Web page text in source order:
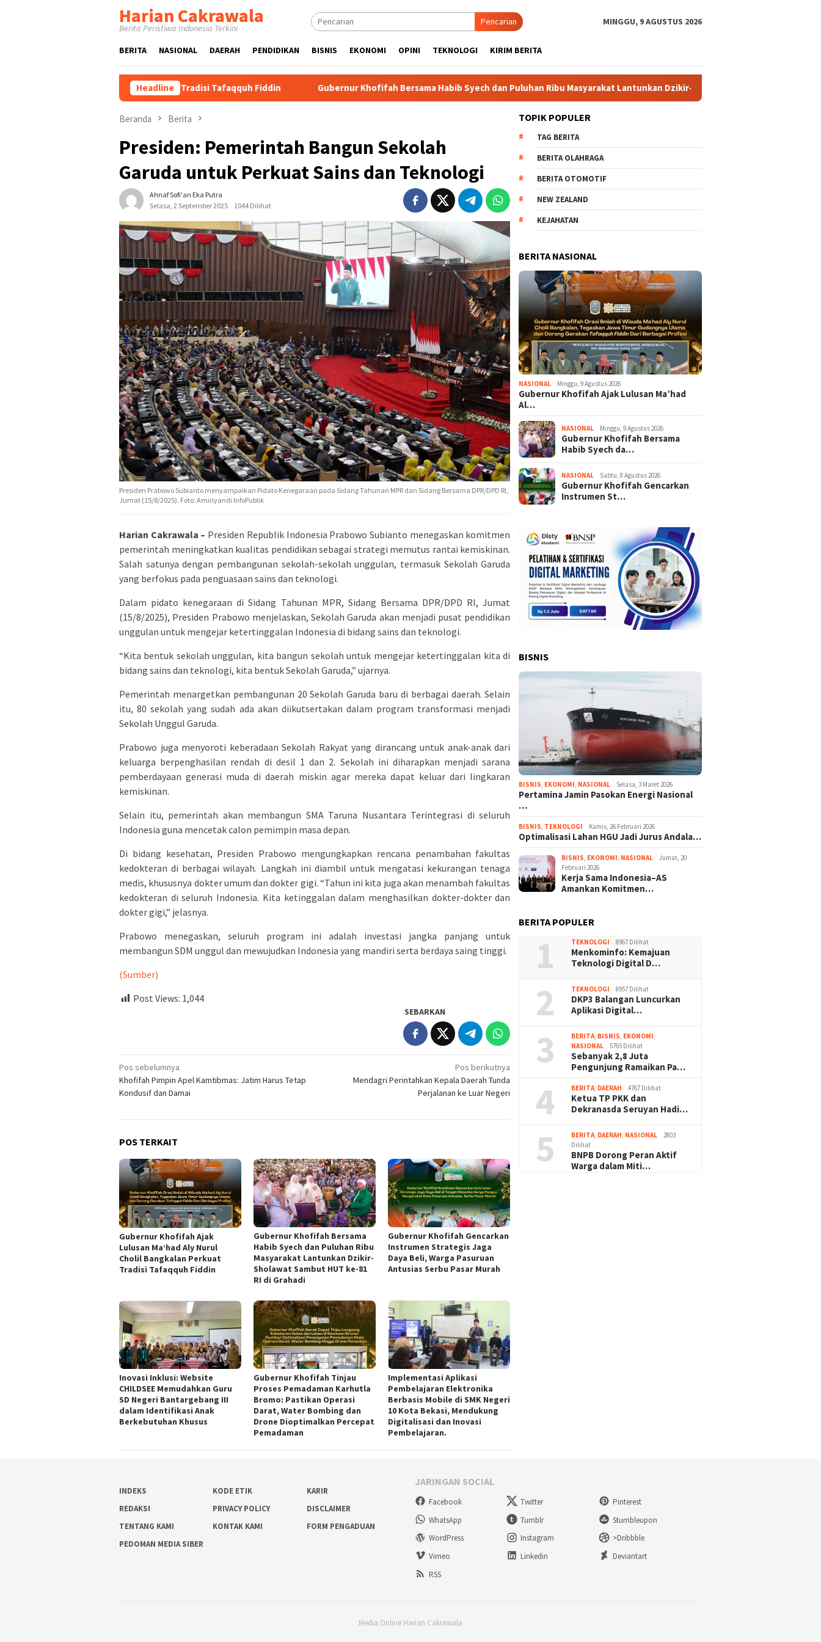
Harian Cakrawala
Berita Peristiwa Indonesia Terkini
Pencarian MINGGU, 9 AGUSTUS 2026
BERITA NASIONAL DAERAH PENDIDIKAN BISNIS EKONOMI OPINI TEKNOLOGI KIRIM BERITA
Headline
Bangkalan Perkuat Tradisi Tafaqquh Fiddin Gubernur Khofifah Bersama Habib Syech dan Puluhan Ribu Masyarakat Lantunkan Dzikir-Sholawat Sambut HUT ke-81 RI di Grahadi
Beranda Berita
Presiden: Pemerintah Bangun Sekolah
Garuda untuk Perkuat Sains dan Teknologi
Ahnaf Sofi'an Eka Putra
Selasa, 2 September 2025
1044 Dilihat
Presiden Prabowo Subianto menyampaikan Pidato Kenegaraan pada Sidang Tahunan MPR dan Sidang Bersama DPR/DPD RI,
Jumat (15/8/2025). Foto: Amiriyandi InfoPublik
Harian Cakrawala – Presiden Republik Indonesia Prabowo Subianto menegaskan komitmen
pemerintah meningkatkan kualitas pendidikan sebagai strategi memutus rantai kemiskinan.
Salah satunya dengan pembangunan sekolah-sekolah unggulan, termasuk Sekolah Garuda
yang berfokus pada penguasaan sains dan teknologi.
Dalam pidato kenegaraan di Sidang Tahunan MPR, Sidang Bersama DPR/DPD RI, Jumat
(15/8/2025), Presiden Prabowo menjelaskan, Sekolah Garuda akan menjadi pusat pendidikan
unggulan untuk mengejar ketertinggalan Indonesia di bidang sains dan teknologi.
“Kita bentuk sekolah unggulan, kita bangun sekolah untuk mengejar ketertinggalan kita di
bidang sains dan teknologi, kita bentuk Sekolah Garuda,” ujarnya.
Pemerintah menargetkan pembangunan 20 Sekolah Garuda baru di berbagai daerah. Selain
itu, 80 sekolah yang sudah ada akan diikutsertakan dalam program transformasi menjadi
Sekolah Unggul Garuda.
Prabowo juga menyoroti keberadaan Sekolah Rakyat yang dirancang untuk anak-anak dari
keluarga berpenghasilan rendah di desil 1 dan 2. Sekolah ini diharapkan menjadi sarana
pemberdayaan generasi muda di daerah miskin agar mereka dapat keluar dari lingkaran
kemiskinan.
Selain itu, pemerintah akan membangun SMA Taruna Nusantara Terintegrasi di seluruh
Indonesia guna mencetak calon pemimpin masa depan.
Di bidang kesehatan, Presiden Prabowo mengungkapkan rencana penambahan fakultas
kedokteran di berbagai wilayah. Langkah ini diambil untuk mengatasi kekurangan tenaga
medis, khususnya dokter umum dan dokter gigi. “Tahun ini kita juga akan menambah fakultas
kedokteran di seluruh Indonesia. Kita ketinggalan dalam menghasilkan dokter-dokter dan
dokter gigi,” jelasnya.
Prabowo menegaskan, seluruh program ini adalah investasi jangka panjang untuk
membangun SDM unggul dan mewujudkan Indonesia yang mandiri serta berdaya saing tinggi.
(Sumber)
Post Views: 1,044
SEBARKAN
Navigasi
pos
Pos sebelumnya
Khofifah Pimpin Apel Kamtibmas: Jatim Harus Tetap
Kondusif dan Damai
Pos berikutnya
Mendagri Perintahkan Kepala Daerah Tunda
Perjalanan ke Luar Negeri
POS TERKAIT
Gubernur Khofifah Ajak
Lulusan Ma’had Aly Nurul
Cholil Bangkalan Perkuat
Tradisi Tafaqquh Fiddin
Gubernur Khofifah Bersama
Habib Syech dan Puluhan Ribu
Masyarakat Lantunkan Dzikir-
Sholawat Sambut HUT ke-81
RI di Grahadi
Gubernur Khofifah Gencarkan
Instrumen Strategis Jaga
Daya Beli, Warga Pasuruan
Antusias Serbu Pasar Murah
Inovasi Inklusi: Website
CHILDSEE Memudahkan Guru
SD Negeri Bantargebang III
dalam Identifikasi Anak
Berkebutuhan Khusus
Gubernur Khofifah Tinjau
Proses Pemadaman Karhutla
Bromo: Pastikan Operasi
Darat, Water Bombing dan
Drone Dioptimalkan Percepat
Pemadaman
Implementasi Aplikasi
Pembelajaran Elektronika
Berbasis Mobile di SMK Negeri
10 Kota Bekasi, Mendukung
Digitalisasi dan Inovasi
Pembelajaran.
TOPIK POPULER
TAG BERITA
BERITA OLAHRAGA
BERITA OTOMOTIF
NEW ZEALAND
KEJAHATAN
BERITA NASIONAL
NASIONAL Minggu, 9 Agustus 2026
Gubernur Khofifah Ajak Lulusan Ma’had
Al…
NASIONAL Minggu, 9 Agustus 2026
Gubernur Khofifah Bersama
Habib Syech da…
NASIONAL Sabtu, 8 Agustus 2026
Gubernur Khofifah Gencarkan
Instrumen St…
BISNIS
BISNIS, EKONOMI, NASIONAL Selasa, 3 Maret 2026
Pertamina Jamin Pasokan Energi Nasional
…
BISNIS, TEKNOLOGI Kamis, 26 Februari 2026
Optimalisasi Lahan HGU Jadi Jurus Andala…
BISNIS, EKONOMI, NASIONAL
Jumat, 20
Februari 2026
Kerja Sama Indonesia–AS
Amankan Komitmen…
BERITA POPULER
1 TEKNOLOGI 8967 Dilihat
Menkominfo: Kemajuan
Teknologi Digital D…
2 TEKNOLOGI 8957 Dilihat
DKP3 Balangan Luncurkan
Aplikasi Digital…
3 BERITA, BISNIS, EKONOMI,
NASIONAL
5765 Dilihat
Sebanyak 2,8 Juta
Pengunjung Ramaikan Pa…
4 BERITA, DAERAH 4767 Dilihat
Ketua TP PKK dan
Dekranasda Seruyan Hadi…
5 BERITA, DAERAH, NASIONAL
2803
Dilihat
BNPB Dorong Peran Aktif
Warga dalam Miti…
INDEKS KODE ETIK
KARIR
REDAKSI
PRIVACY POLICY
DISCLAIMER
TENTANG KAMI
KONTAK KAMI
FORM PENGADUAN
PEDOMAN MEDIA SIBER
JARINGAN SOCIAL
Facebook Twitter
Pinterest
WhatsApp
Tumblr
Stumbleupon
WordPress
Instagram
>Dribbble
Vimeo
Linkedin
Deviantart
RSS
Media Online Harian Cakrawala